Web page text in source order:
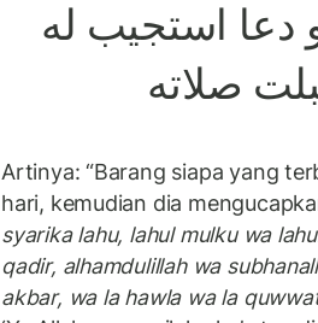
دعا استجيب له
صلاته
Artinya: “Barang siapa yang
hari, kemudian dia
syarika lahu, lahul mulku wa
qadir, alhamdulillah wa
akbar, wa la hawla wa la